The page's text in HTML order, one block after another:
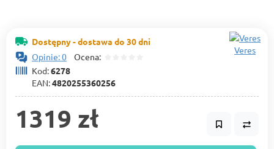
Dostępny - dostawa do 30 dni
Opinie: 0 Ocena:
Kod:6278
EAN:4820255360256
Veres
1319 zł